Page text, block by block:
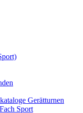
Gerätturnen
Sport